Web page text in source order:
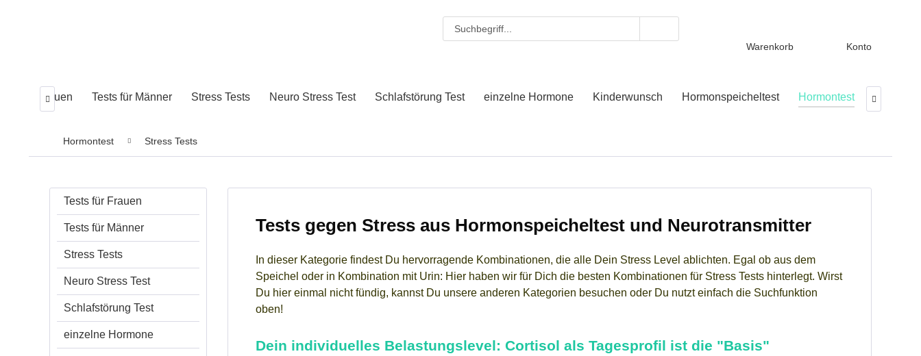
Warenkorb Konto
für Frauen Tests für Männer Stress Tests Neuro Stress Test Schlafstörung Test einzelne Hormone Kinderwunsch Hormonspeicheltest Hormontest
 
Hormontest Stress Tests
Tests für Frauen
Tests für Männer
Stress Tests
Neuro Stress Test
Schlafstörung Test
einzelne Hormone
Tests gegen Stress aus Hormonspeicheltest und Neurotransmitter
In dieser Kategorie findest Du hervorragende Kombinationen, die alle Dein Stress Level ablichten. Egal ob aus dem
Speichel oder in Kombination mit Urin: Hier haben wir für Dich die besten Kombinationen für Stress Tests hinterlegt. Wirst
Du hier einmal nicht fündig, kannst Du unsere anderen Kategorien besuchen oder Du nutzt einfach die Suchfunktion
oben!
Dein individuelles Belastungslevel: Cortisol als Tagesprofil ist die "Basis"